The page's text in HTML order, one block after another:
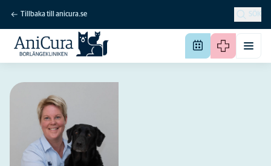
Tillbaka till anicura.se SÖK